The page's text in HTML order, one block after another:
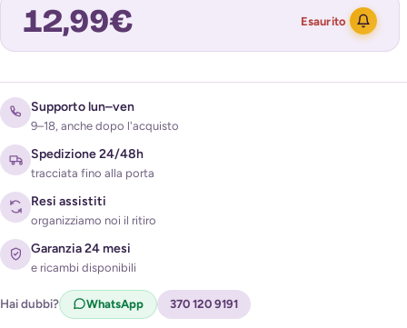
12,99€ Esaurito
Acconsento al trattamento dei miei dati per ricevere
l'avviso di disponibilità (
Privacy Policy)
Supporto lun–ven
9–18, anche dopo l'acquisto
Spedizione 24/48h
tracciata fino alla porta
Resi assistiti
organizziamo noi il ritiro
Garanzia 24 mesi
e ricambi disponibili
Hai dubbi? WhatsApp 370 120 9191